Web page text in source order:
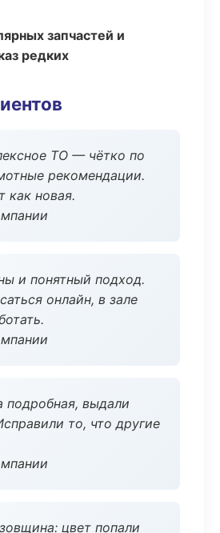
запчастей и
редких
ТО — чётко по
рекомендации.
как новая.
и понятный подход.
онлайн, в зале
подробная, выдали
то, что другие
цвет попали